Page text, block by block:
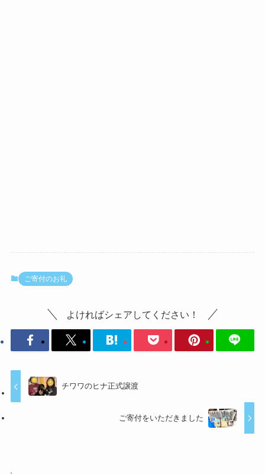
ご寄付のお礼
よければシェアしてください！
チワワのヒナ正式譲渡
ご寄付をいただきました